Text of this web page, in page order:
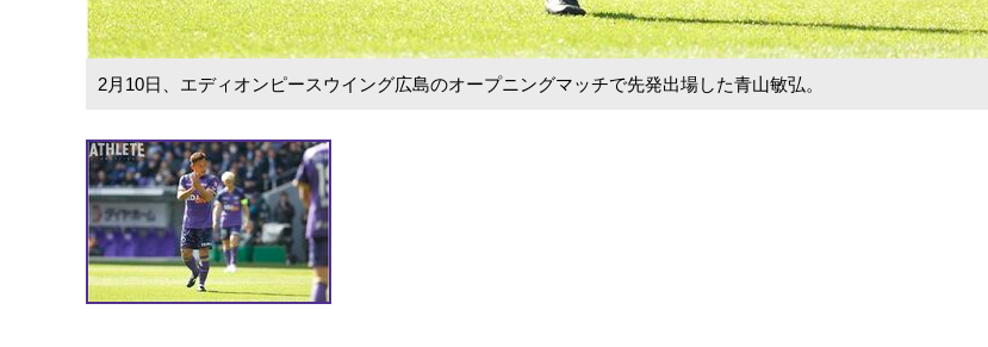
2月10日、エディオンピースウイング広島のオープニングマッチで先発出場した青山敏弘。